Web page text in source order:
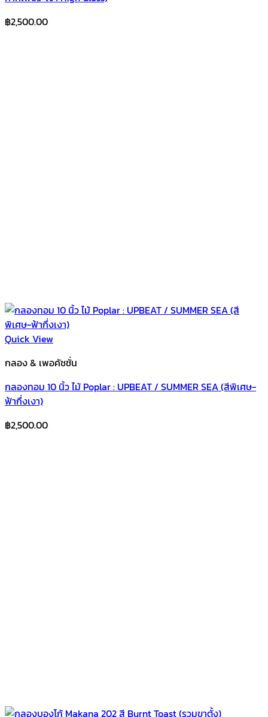
฿2,500.00
Quick View
กลอง & เพอคัชชั่น
กลองทอม 10 นิ้ว ไม้ Poplar : UPBEAT / SUMMER SEA (สีพิเศษ-
ฟ้ากึ่งเงา)
฿2,500.00